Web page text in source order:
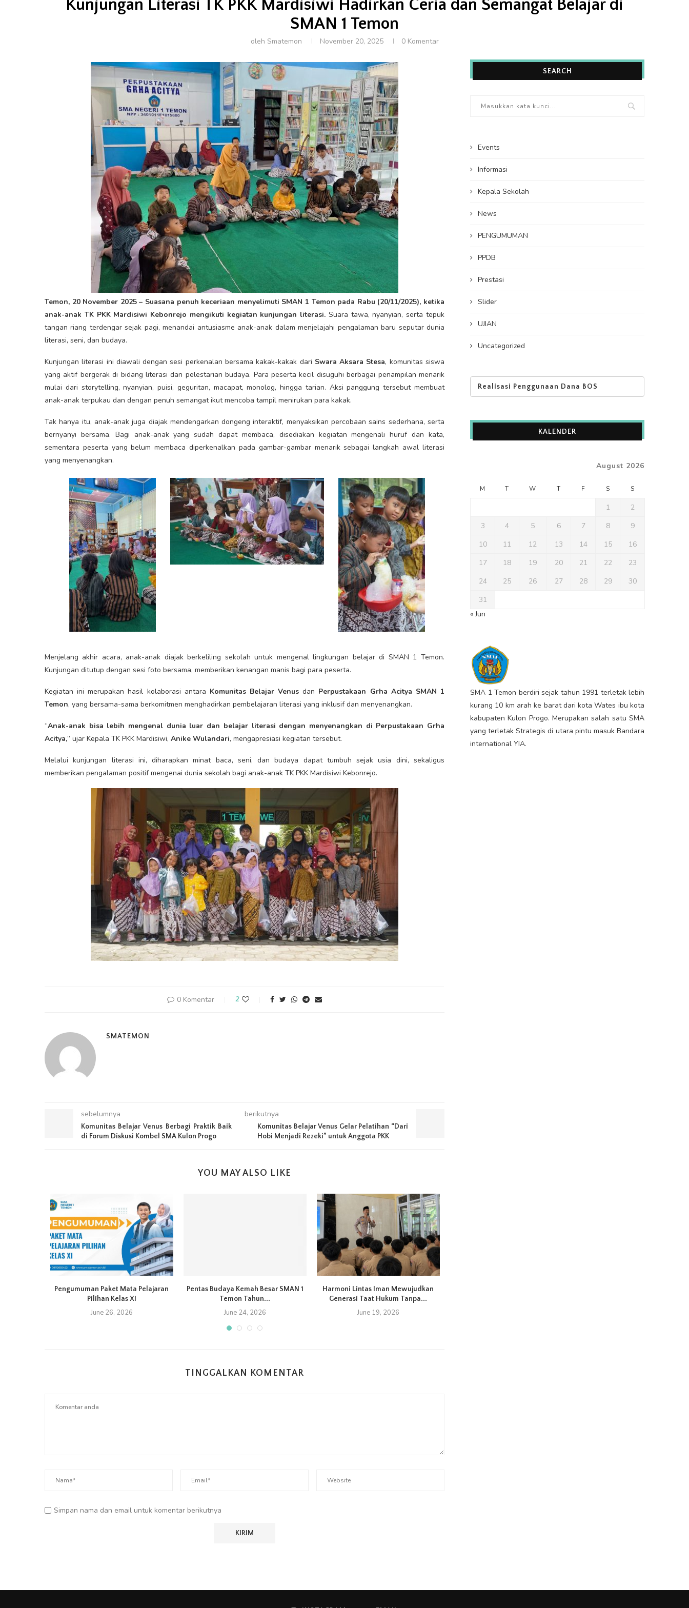
Kunjungan Literasi TK PKK Mardisiwi Hadirkan Ceria dan Semangat Belajar di
SMAN 1 Temon
oleh Smatemon November 20, 2025 0 Komentar
Temon, 20 November 2025 – Suasana penuh keceriaan menyelimuti SMAN 1 Temon pada Rabu (20/11/2025), ketika
anak-anak TK PKK Mardisiwi Kebonrejo mengikuti kegiatan kunjungan literasi. Suara tawa, nyanyian, serta tepuk
tangan riang terdengar sejak pagi, menandai antusiasme anak-anak dalam menjelajahi pengalaman baru seputar dunia
literasi, seni, dan budaya.
Kunjungan literasi ini diawali dengan sesi perkenalan bersama kakak-kakak dari Swara Aksara Stesa, komunitas siswa
yang aktif bergerak di bidang literasi dan pelestarian budaya. Para peserta kecil disuguhi berbagai penampilan menarik
mulai dari storytelling, nyanyian, puisi, geguritan, macapat, monolog, hingga tarian. Aksi panggung tersebut membuat
anak-anak terpukau dan dengan penuh semangat ikut mencoba tampil menirukan para kakak.
Tak hanya itu, anak-anak juga diajak mendengarkan dongeng interaktif, menyaksikan percobaan sains sederhana, serta
bernyanyi bersama. Bagi anak-anak yang sudah dapat membaca, disediakan kegiatan mengenali huruf dan kata,
sementara peserta yang belum membaca diperkenalkan pada gambar-gambar menarik sebagai langkah awal literasi
yang menyenangkan.
Menjelang akhir acara, anak-anak diajak berkeliling sekolah untuk mengenal lingkungan belajar di SMAN 1 Temon.
Kunjungan ditutup dengan sesi foto bersama, memberikan kenangan manis bagi para peserta.
Kegiatan ini merupakan hasil kolaborasi antara Komunitas Belajar Venus dan Perpustakaan Grha Acitya SMAN 1
Temon, yang bersama-sama berkomitmen menghadirkan pembelajaran literasi yang inklusif dan menyenangkan.
“Anak-anak bisa lebih mengenal dunia luar dan belajar literasi dengan menyenangkan di Perpustakaan Grha
Acitya,” ujar Kepala TK PKK Mardisiwi, Anike Wulandari, mengapresiasi kegiatan tersebut.
Melalui kunjungan literasi ini, diharapkan minat baca, seni, dan budaya dapat tumbuh sejak usia dini, sekaligus
memberikan pengalaman positif mengenai dunia sekolah bagi anak-anak TK PKK Mardisiwi Kebonrejo.
0 Komentar 2
SMATEMON
sebelumnya
Komunitas Belajar Venus Berbagi Praktik Baik
di Forum Diskusi Kombel SMA Kulon Progo
berikutnya
Komunitas Belajar Venus Gelar Pelatihan “Dari
Hobi Menjadi Rezeki” untuk Anggota PKK
YOU MAY ALSO LIKE
Pengumuman Paket Mata Pelajaran
Pilihan Kelas XI
June 26, 2026
Pentas Budaya Kemah Besar SMAN 1
Temon Tahun...
June 24, 2026
Harmoni Lintas Iman Mewujudkan
Generasi Taat Hukum Tanpa...
June 19, 2026
TINGGALKAN KOMENTAR
Simpan nama dan email untuk komentar berikutnya
SEARCH
Events
Informasi
Kepala Sekolah
News
PENGUMUMAN
PPDB
Prestasi
Slider
UJIAN
Uncategorized
Realisasi Penggunaan Dana BOS
KALENDER
August 2026
M T W T F S S
1
2
3
4 5 6 7 8
9
10
11 12 13 14 15
16
17
18 19 20 21 22
23
24
25 26 27 28 29
30
31
« Jun
SMA 1 Temon berdiri sejak tahun 1991 terletak lebih
kurang 10 km arah ke barat dari kota Wates ibu kota
kabupaten Kulon Progo. Merupakan salah satu SMA
yang terletak Strategis di utara pintu masuk Bandara
international YIA.